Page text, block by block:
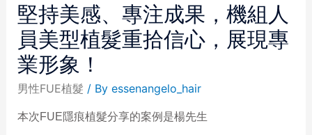
堅持美感、專注成果，機組人
員美型植髮重拾信心，展現專
業形象！
男性FUE植髮 / By essenangelo_hair
本次FUE隱痕植髮分享的案例是楊先生